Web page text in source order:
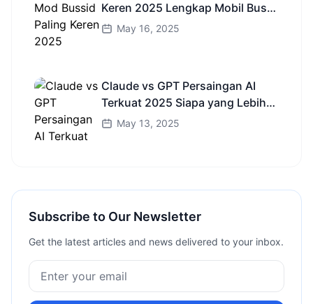
Keren 2025 Lengkap Mobil Bus
dan Truk HD
May 16, 2025
Claude vs GPT Persaingan AI
Terkuat 2025 Siapa yang Lebih
Cerdas?
May 13, 2025
Subscribe to Our Newsletter
Get the latest articles and news delivered to your inbox.